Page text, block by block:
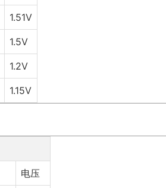
1.51V
1.5V
1.2V
1.15V
电压